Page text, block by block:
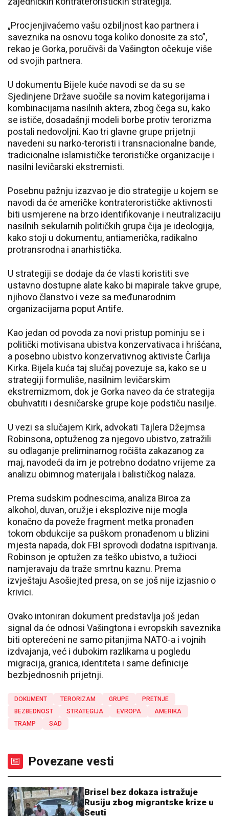
„Procjenjivaćemo vašu ozbiljnost kao partnera i
saveznika na osnovu toga koliko donosite za sto”,
rekao je Gorka, poručivši da Vašington očekuje više
od svojih partnera.
U dokumentu Bijele kuće navodi se da su se
Sjedinjene Države suočile sa novim kategorijama i
kombinacijama nasilnih aktera, zbog čega su, kako
se ističe, dosadašnji modeli borbe protiv terorizma
postali nedovoljni. Kao tri glavne grupe prijetnji
navedeni su narko-teroristi i transnacionalne bande,
tradicionalne islamističke terorističke organizacije i
nasilni levičarski ekstremisti.
Posebnu pažnju izazvao je dio strategije u kojem se
navodi da će američke kontraterorističke aktivnosti
biti usmjerene na brzo identifikovanje i neutralizaciju
nasilnih sekularnih političkih grupa čija je ideologija,
kako stoji u dokumentu, antiamerička, radikalno
protransrodna i anarhistička.
U strategiji se dodaje da će vlasti koristiti sve
ustavno dostupne alate kako bi mapirale takve grupe,
njihovo članstvo i veze sa međunarodnim
organizacijama poput Antife.
Kao jedan od povoda za novi pristup pominju se i
politički motivisana ubistva konzervativaca i hrišćana,
a posebno ubistvo konzervativnog aktiviste Čarlija
Kirka. Bijela kuća taj slučaj povezuje sa, kako se u
strategiji formuliše, nasilnim levičarskim
ekstremizmom, dok je Gorka naveo da će strategija
obuhvatiti i desničarske grupe koje podstiču nasilje.
U vezi sa slučajem Kirk, advokati Tajlera Džejmsa
Robinsona, optuženog za njegovo ubistvo, zatražili
su odlaganje preliminarnog ročišta zakazanog za
maj, navodeći da im je potrebno dodatno vrijeme za
analizu obimnog materijala i balističkog nalaza.
Prema sudskim podnescima, analiza Biroa za
alkohol, duvan, oružje i eksplozive nije mogla
konačno da poveže fragment metka pronađen
tokom obdukcije sa puškom pronađenom u blizini
mjesta napada, dok FBI sprovodi dodatna ispitivanja.
Robinson je optužen za teško ubistvo, a tužioci
namjeravaju da traže smrtnu kaznu. Prema
izvještaju Asošiejted presa, on se još nije izjasnio o
krivici.
Ovako intoniran dokument predstavlja još jedan
signal da će odnosi Vašingtona i evropskih saveznika
biti opterećeni ne samo pitanjima NATO-a i vojnih
izdvajanja, već i dubokim razlikama u pogledu
migracija, granica, identiteta i same definicije
bezbjednosnih prijetnji.
DOKUMENT TERORIZAM GRUPE
PRETNJE
BEZBEDNOST
STRATEGIJA EVROPA
AMERIKA
TRAMP
SAD
Povezane vesti
Brisel bez dokaza istražuje
Rusiju zbog migrantske krize u
Seuti